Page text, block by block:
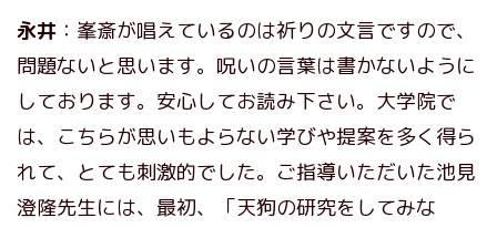
永井 ：峯斎が唱えているのは祈りの文言ですので、
問題ないと思います。呪いの言葉は書かないように
しております。安心してお読み下さい。大学院で
は、こちらが思いもよらない学びや提案を多く得ら
れて、とても刺激的でした。ご指導いただいた池見
澄隆先生には、最初、「天狗の研究をしてみな